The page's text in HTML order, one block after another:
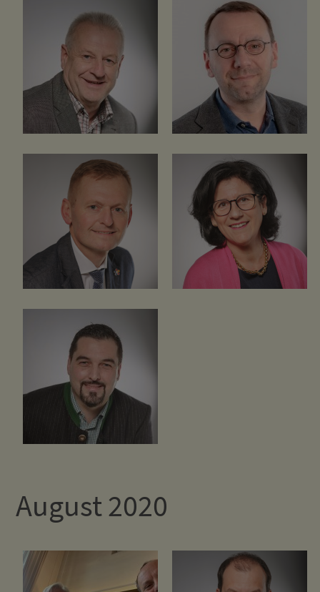
August 2020